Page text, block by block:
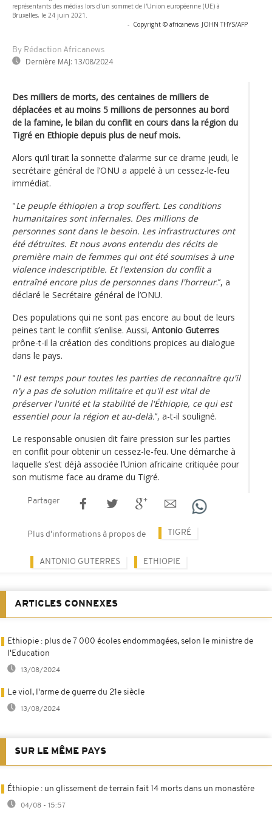
représentants des médias lors d'un sommet de l'Union européenne (UE) à
Bruxelles, le 24 juin 2021.
- Copyright © africanews JOHN THYS/AFP
By Rédaction Africanews
Dernière MAJ: 13/08/2024
Des milliers de morts, des centaines de milliers de
déplacées et au moins 5 millions de personnes au bord
de la famine, le bilan du conflit en cours dans la région du
Tigré en Ethiopie depuis plus de neuf mois.
Alors qu’il tirait la sonnette d’alarme sur ce drame jeudi, le
secrétaire général de l’ONU a appelé à un cessez-le-feu
immédiat.
"Le peuple éthiopien a trop souffert. Les conditions
humanitaires sont infernales. Des millions de
personnes sont dans le besoin. Les infrastructures ont
été détruites. Et nous avons entendu des récits de
première main de femmes qui ont été soumises à une
violence indescriptible. Et l'extension du conflit a
entraîné encore plus de personnes dans l'horreur.’’, a
déclaré le Secrétaire général de l’ONU.
Des populations qui ne sont pas encore au bout de leurs
peines tant le conflit s’enlise. Aussi, Antonio Guterres
prône-t-il la création des conditions propices au dialogue
dans le pays.
"Il est temps pour toutes les parties de reconnaître qu'il
n'y a pas de solution militaire et qu'il est vital de
préserver l'unité et la stabilité de l'Éthiopie, ce qui est
essentiel pour la région et au-delà.’’, a-t-il souligné.
Le responsable onusien dit faire pression sur les parties
en conflit pour obtenir un cessez-le-feu. Une démarche à
laquelle s’est déjà associée l’Union africaine critiquée pour
son mutisme face au drame du Tigré.
Partager
Plus d'informations à propos de TIGRÉ
ANTONIO GUTERRES ETHIOPIE
ARTICLES CONNEXES
Ethiopie : plus de 7 000 écoles endommagées, selon le ministre de
l'Education
13/08/2024
Le viol, l'arme de guerre du 21e siècle
13/08/2024
SUR LE MÊME PAYS
Éthiopie : un glissement de terrain fait 14 morts dans un monastère
04/08 - 15:57